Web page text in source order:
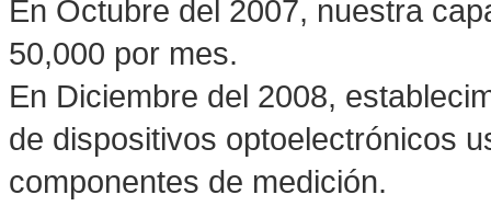
En Octubre del 2007, nuestra
50,000 por mes.
En Diciembre del 2008,
de dispositivos optoelectrónicos
componentes de medición.